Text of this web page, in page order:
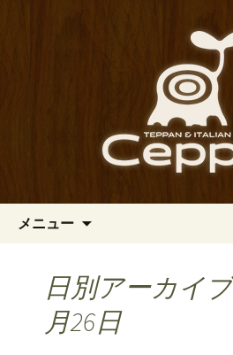
南船場・心斎橋
「Ceppo（チェ
イタリアン「Ceppo
さまざまなパスタや
ステーキのほか、バ
にご用意。デートに
様にもぴったりです
メニュー
日別アーカイブ
月26日